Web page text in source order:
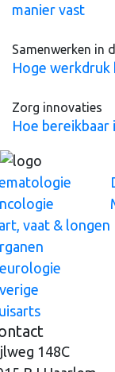
manier vast
Samenwerken in
Hoge
Zorg innovaties
Hoe bereikbaar
vaat & longen
148C